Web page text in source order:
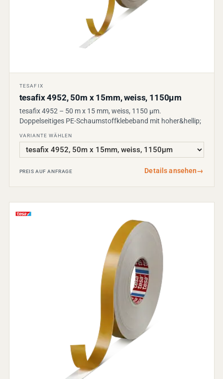
TESAFIX
tesafix 4952, 50m x 15mm, weiss, 1150µm
tesafix 4952 – 50 m x 15 mm, weiss, 1150 µm.
Doppelseitiges PE-Schaumstoffklebeband mit hoher&hellip;
VARIANTE WÄHLEN
PREIS AUF ANFRAGE Details ansehen→